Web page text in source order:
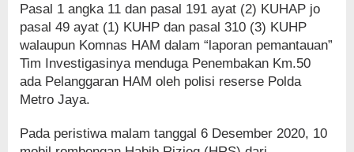
Pasal 1 angka 11 dan pasal 191 ayat (2) KUHAP jo
pasal 49 ayat (1) KUHP dan pasal 310 (3) KUHP
walaupun Komnas HAM dalam “laporan pemantauan”
Tim Investigasinya menduga Penembakan Km.50
ada Pelanggaran HAM oleh polisi reserse Polda
Metro Jaya.
Pada peristiwa malam tanggal 6 Desember 2020, 10